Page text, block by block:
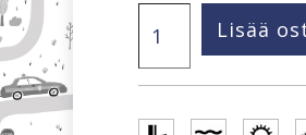
Walls
määrä
Lisää